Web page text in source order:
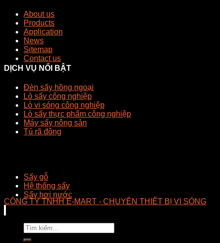
About us
Products
Application
News
Sitemap
Contact us
DỊCH VỤ NỔI BẬT
Đèn sấy hồng ngoại
Lò sấy công nghiệp
Lò vi sóng công nghiệp
Lò sấy thực phẩm công nghiệp
Máy sấy nông sản
Tủ rã đông
Sấy gỗ
Hệ thống sấy
Sấy hơi nước
CÔNG TY TNHH E-MART - CHUYÊN THIẾT BỊ VI SÓNG
Tìm
kiếm: